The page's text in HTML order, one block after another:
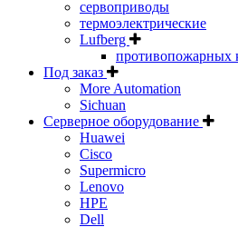
сервоприводы
термоэлектрические
Lufberg
противопожарных
Под заказ
More Automation
Sichuan
Серверное оборудование
Huawei
Cisco
Supermicro
Lenovo
HPE
Dell